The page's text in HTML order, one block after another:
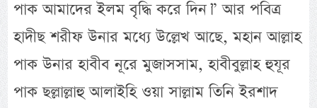
পাক আমাদের ইলম বৃদ্ধি করে দিন।” আর পবিত্র
হাদীছ শরীফ উনার মধ্যে উল্লেখ আছে, মহান আল্লাহ
পাক উনার হাবীব নূরে মুজাসসাম, হাবীবুল্লাহ হুযূর
পাক ছল্লাল্লাহু আলাইহি ওয়া সাল্লাম তিনি ইরশাদ